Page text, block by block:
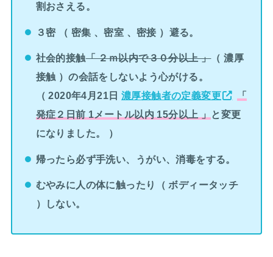
割おさえる。
３密 （ 密集 、密室 、密接 ）避る。
社会的接触「 ２ｍ以内で３０分以上 」（ 濃厚
接触 ）の会話をしないよう心がける。
（ 2020年4月21日 濃厚接触者の定義変更
「
発症２日前 1メートル以内 15分以上 」 と変更
になりました。 ）
帰ったら必ず手洗い、うがい、消毒をする。
むやみに人の体に触ったり（ ボディータッチ
）しない。